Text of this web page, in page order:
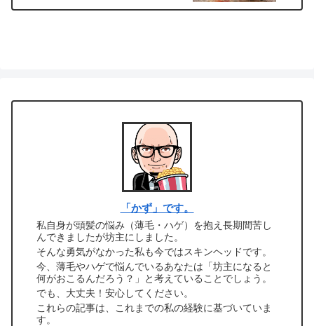
「かず」です。
私自身が頭髪の悩み（薄毛・ハゲ）を抱え長期間苦し
んできましたが坊主にしました。
そんな勇気がなかった私も今ではスキンヘッドです。
今、薄毛やハゲで悩んでいるあなたは「坊主になると
何がおこるんだろう？」と考えていることでしょう。
でも、大丈夫！安心してください。
これらの記事は、これまでの私の経験に基づいていま
す。